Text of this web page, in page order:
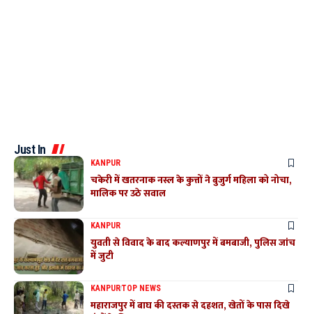
Just In
KANPUR
चकेरी में खतरनाक नस्ल के कुत्तों ने बुजुर्ग महिला को नोचा,
मालिक पर उठे सवाल
KANPUR
युवती से विवाद के बाद कल्याणपुर में बमबाजी, पुलिस जांच
में जुटी
KANPURTOP NEWS
महाराजपुर में बाघ की दस्तक से दहशत, खेतों के पास दिखे